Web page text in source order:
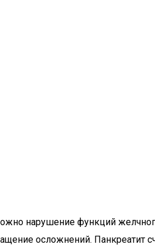
нарушение функций
осложнений. Панкреатит